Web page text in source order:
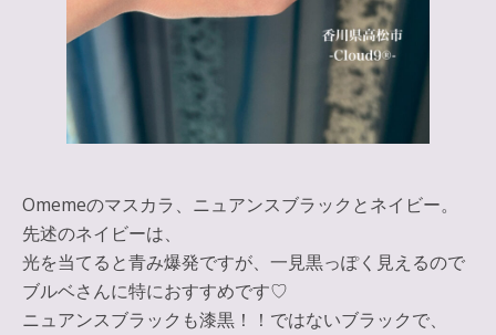
Omemeのマスカラ、ニュアンスブラックとネイビー。
先述のネイビーは、
光を当てると青み爆発ですが、一見黒っぽく見えるので
ブルベさんに特におすすめです♡
ニュアンスブラックも漆黒！！ではないブラックで、